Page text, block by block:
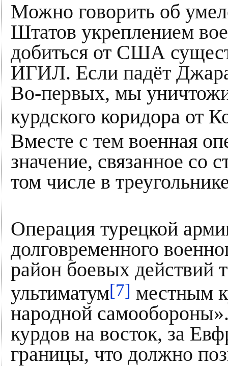
Можно говорить об
Штатов укреплением
добиться от США
ИГИЛ. Если падёт
Во-первых, мы
курдского коридора от
Вместе с тем военная
значение, связанное со
том числе в
Операция турецкой
долговременного
район боевых действий
ультиматум[7] местным
народной
курдов на восток, за
границы, что должно